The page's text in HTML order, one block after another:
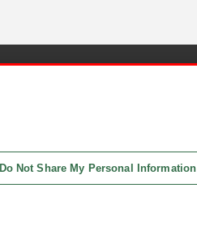
Do Not Share My Personal Information